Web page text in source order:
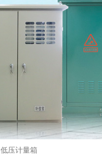
低压计量箱